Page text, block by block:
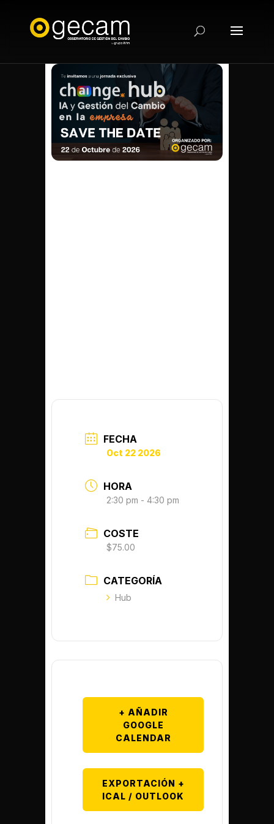
FECHA
Oct 22 2026
HORA
2:30 pm - 4:30 pm
COSTE
$75.00
CATEGORÍA
Hub
+ AÑADIR
GOOGLE
CALENDAR
EXPORTACIÓN +
ICAL / OUTLOOK